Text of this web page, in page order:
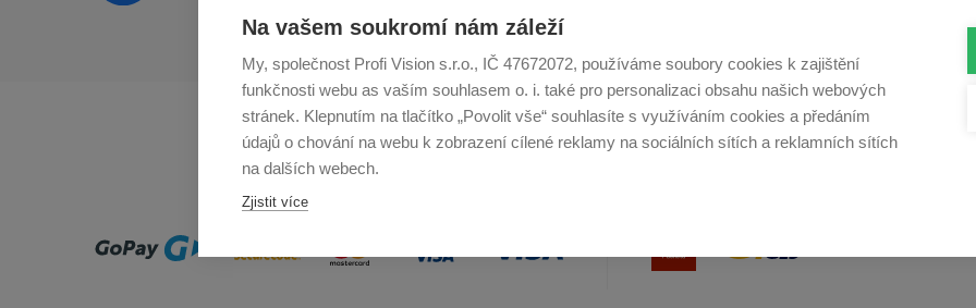
Na vašem soukromí nám záleží
My, společnost Profi Vision s.r.o., IČ 47672072, používáme soubory cookies k zajištění
funkčnosti webu as vaším souhlasem o. i. také pro personalizaci obsahu našich webových
stránek. Klepnutím na tlačítko „Povolit vše“ souhlasíte s využíváním cookies a předáním
údajů o chování na webu k zobrazení cílené reklamy na sociálních sítích a reklamních sítích
na dalších webech.
Zjistit více
Profikuchar.sk Profikoch.at Profiszakacs.hu